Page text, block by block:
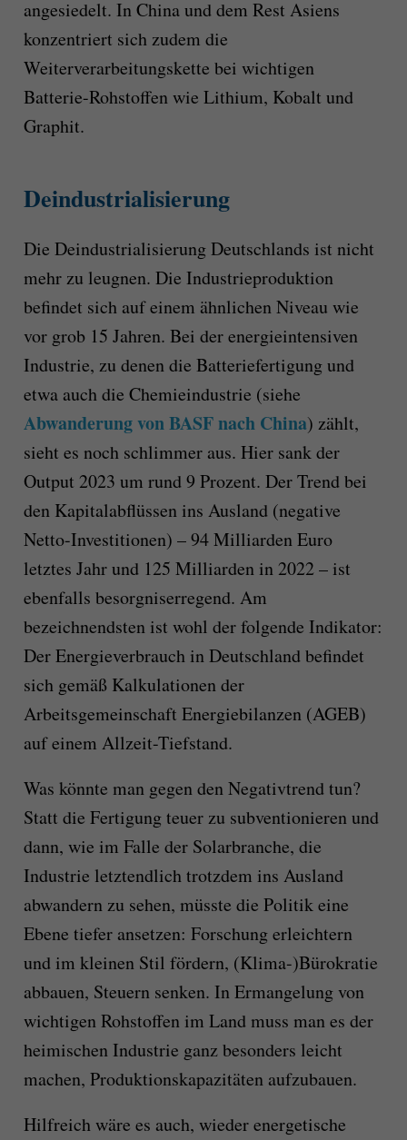
angesiedelt. In China und dem Rest Asiens
konzentriert sich zudem die
Weiterverarbeitungskette bei wichtigen
Batterie-Rohstoffen wie Lithium, Kobalt und
Graphit.
Deindustrialisierung
Die Deindustrialisierung Deutschlands ist nicht
mehrzu leugnen. Die Industrieproduktion
befindet sich aufeinem ähnlichenNiveau wie
vor grob 15 Jahren. Bei der energieintensiven
Industrie, zu denendie Batteriefertigungund
etwa auchdie Chemieindustrie (siehe
Abwanderung von BASF nach China) zählt,
sieht es noch schlimmer aus. Hier sank der
Output 2023 um rund 9 Prozent. Der Trend bei
den Kapitalabflüssen ins Ausland (negative
Netto-Investitionen) – 94 Milliarden Euro
letztes Jahr und 125 Milliarden in 2022 – ist
ebenfalls besorgniserregend. Am
bezeichnendstenist wohl der folgende Indikator:
Der Energieverbrauch in Deutschland befindet
sich gemäß Kalkulationen der
Arbeitsgemeinschaft Energiebilanzen (AGEB)
auf einem Allzeit-Tiefstand.
Was könnte man gegen den Negativtrend tun?
Statt die Fertigung teuer zu subventionieren und
dann, wie im Falle der Solarbranche, die
Industrie letztendlich trotzdem ins Ausland
abwandern zu sehen, müsste die Politik eine
Ebene tiefer ansetzen: Forschung erleichtern
und im kleinen Stil fördern, (Klima-)Bürokratie
abbauen, Steuern senken. In Ermangelung von
wichtigen Rohstoffen im Land muss man es der
heimischen Industrie ganz besonders leicht
machen, Produktionskapazitäten aufzubauen.
Hilfreich wäre es auch, wieder energetische